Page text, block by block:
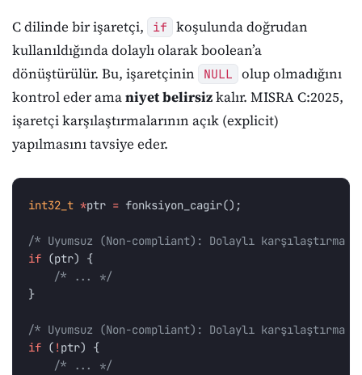
C dilinde bir işaretçi, if
koşulunda doğrudan
kullanıldığında dolaylı olarak boolean’a
dönüştürülür. Bu, işaretçinin
NULL
olup olmadığını
kontrol eder amaniyet belirsizkalır. MISRA C:2025,
işaretçi karşılaştırmalarının açık (explicit)
yapılmasını tavsiye eder.
int32_t *ptr = fonksiyon_cagir();
/* Uyumsuz (Non-compliant): Dolaylı karşılaştırma
if (ptr)
{
/* ... */
}
/* Uyumsuz (Non-compliant): Dolaylı karşılaştırma
if ( !ptr)
{
/* ... */